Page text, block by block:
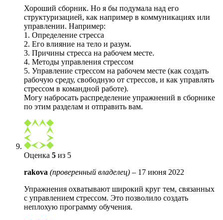
Хороший сборник. Но я бы подумала над его
структуризацией, как например в коммуникациях или
управлении. Например:
1. Определение стресса
2. Его влияние на тело и разум.
3. Причины стресса на рабочем месте.
4. Методы управления стрессом
5. Управление стрессом на рабочем месте (как создать
рабочую среду, свободную от стрессов, и как управлять
стрессом в командной работе).
Могу набросать распределение упражнений в сборнике
по этим разделам и отправить вам.
Оценка 5 из 5
rakova (проверенный владелец) – 17 июня 2022
Упражнения охватывают широкий круг тем, связанных
с управлением стрессом. Это позволило создать
неплохую программу обучения.